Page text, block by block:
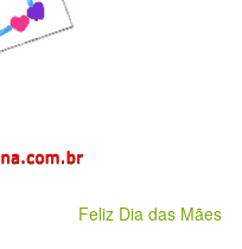
Feliz Dia das Mães